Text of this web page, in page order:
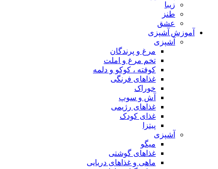
زیبا
طنز
عشق
آموزش آشپزی
آشپزی
مرغ و پرندگان
تخم مرغ و املت
کوفته ، کوکو و دلمه
غذاهای فرنگی
خوراک
آش و سوپ
غذاهای رژیمی
غذای کودک
پیتزا
آشپزی
میگو
غذاهای گوشتی
ماهی و غذاهای دریایی